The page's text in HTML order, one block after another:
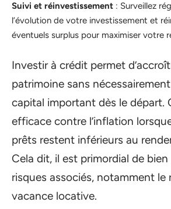
Suivi et réinvestissement : Surveillez
l’évolution de votre investissement et
éventuels surplus pour maximiser votre
Investir à crédit permet
patrimoine sans
capital important dès le départ.
efficace contre l’inflation
prêts restent inférieurs au
Cela dit, il est primordial de
risques associés, notamment le
vacance locative.